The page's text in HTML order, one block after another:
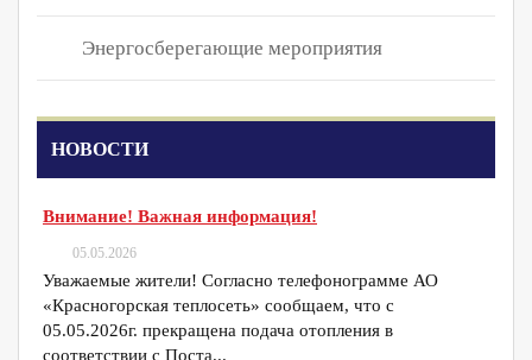
Энергосберегающие мероприятия
НОВОСТИ
Внимание! Важная информация!
05.05.2026
Уважаемые жители! Согласно телефонограмме АО
«Красногорская теплосеть» сообщаем, что с
05.05.2026г. прекращена подача отопления в
соответствии с Поста...